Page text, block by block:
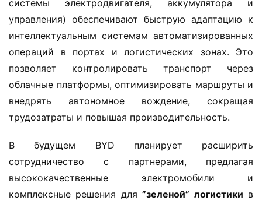
м
о
б
и
л
системы электродвигателя, аккумулятора и
управления) обеспечивают быструю адаптацию к
интеллектуальным системам автоматизированных
операций в портах и логистических зонах. Это
позволяет контролировать транспорт через
облачные платформы, оптимизировать маршруты и
внедрять автономное вождение, сокращая
трудозатраты и повышая производительность.
В будущем BYD планирует расширить
сотрудничество с партнерами, предлагая
высококачественные электромобили и
комплексные решения для ​​”зеленой” логистики​ ​ в